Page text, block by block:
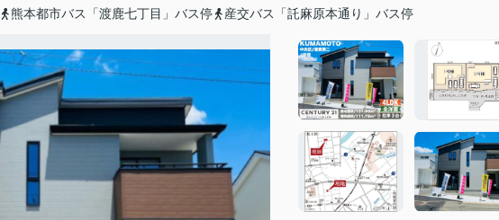
熊本都市バス「渡鹿七丁目」バス停 産交バス「託麻原本通り」バス停